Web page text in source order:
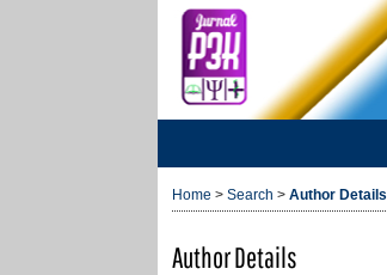
Home > Search > Author Details
Author Details